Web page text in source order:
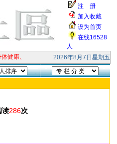
注 册
加入收藏
设为首页
在线16528
人
体健康、阖家快乐！ 本站受到大量的
2026年8月7日星期五
读286次